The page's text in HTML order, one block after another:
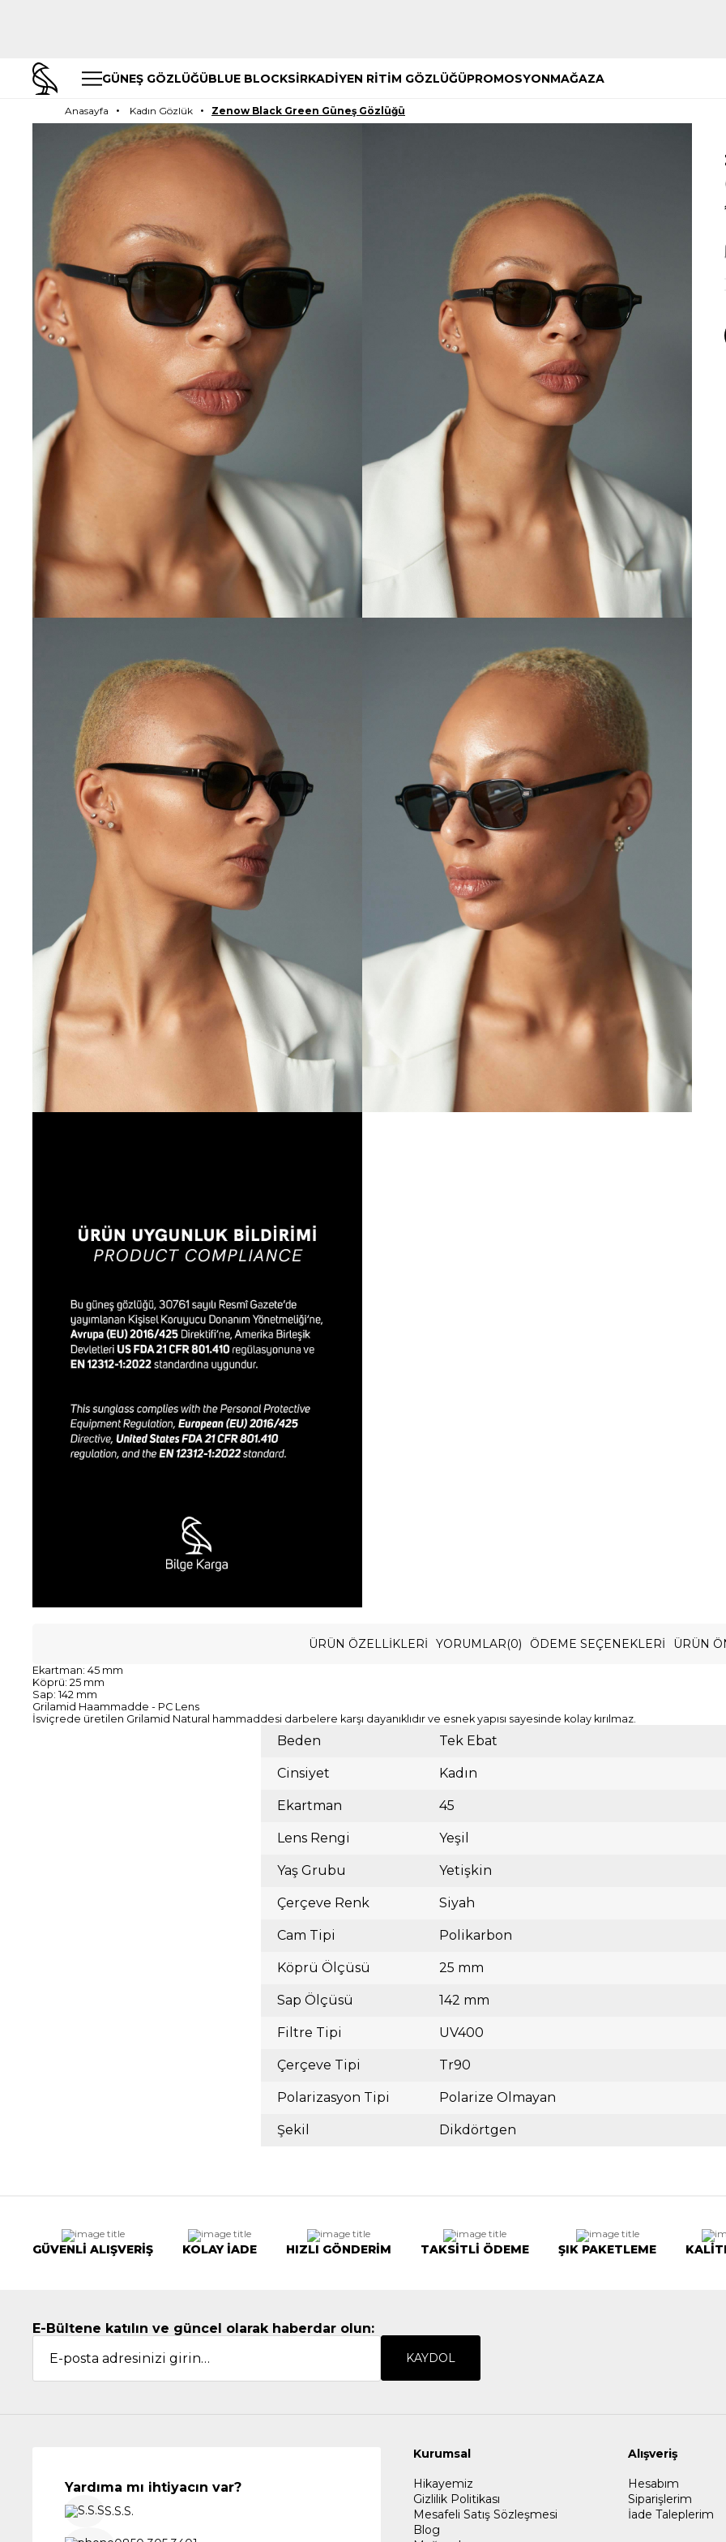
GÜNEŞ GÖZLÜĞÜBLUE BLOCKSİRKADİYEN RİTİM GÖZLÜĞÜPROMOSYONMAĞAZA
Anasayfa Kadın Gözlük Zenow Black Green Güneş Gözlüğü
ÜRÜN ÖZELLIKLERI YORUMLAR(0) ÖDEME SEÇENEKLERI ÜRÜN
Ekartman: 45 mm
Köprü: 25 mm
Sap: 142 mm
Grilamid Haammadde - PC Lens
İsviçrede üretilen Grilamid Natural hammaddesi darbelere karşı dayanıklıdır ve esnek yapısı sayesinde kolay kırılmaz.
Beden Tek Ebat
Cinsiyet Kadın
Ekartman 45
Lens Rengi Yeşil
Yaş Grubu Yetişkin
Çerçeve Renk Siyah
Cam Tipi Polikarbon
Köprü Ölçüsü 25 mm
Sap Ölçüsü 142 mm
Filtre Tipi UV400
Çerçeve Tipi Tr90
Polarizasyon Tipi Polarize Olmayan
Şekil Dikdörtgen
GÜVENLİ ALIŞVERİŞ KOLAY İADE HIZLI GÖNDERİM TAKSİTLİ ÖDEME ŞIK PAKETLEME
E-Bültene katılın ve güncel olarak haberdar olun:
KAYDOL
Yardıma mı ihtiyacın var?
S.S.S.
Kurumsal
Hikayemiz
Gizlilik Politikası
Mesafeli Satış Sözleşmesi
Blog
Alışveriş
Hesabım
Siparişlerim
İade Taleplerim